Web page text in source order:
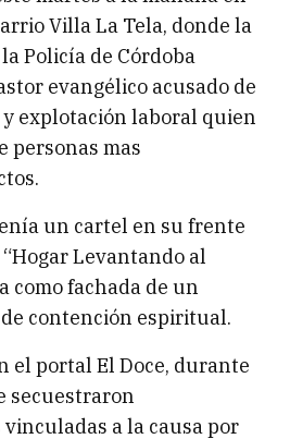
Villa La Tela, donde la
Policía de Córdoba
evangélico acusado de
explotación laboral quien
personas mas
un cartel en su frente
Levantando al
como fachada de un
contención espiritual.
el portal El Doce, durante
secuestraron
a la causa por